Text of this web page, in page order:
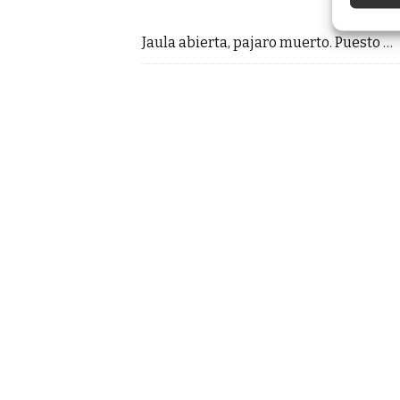
Jaula abierta, pajaro muerto. Puesto …